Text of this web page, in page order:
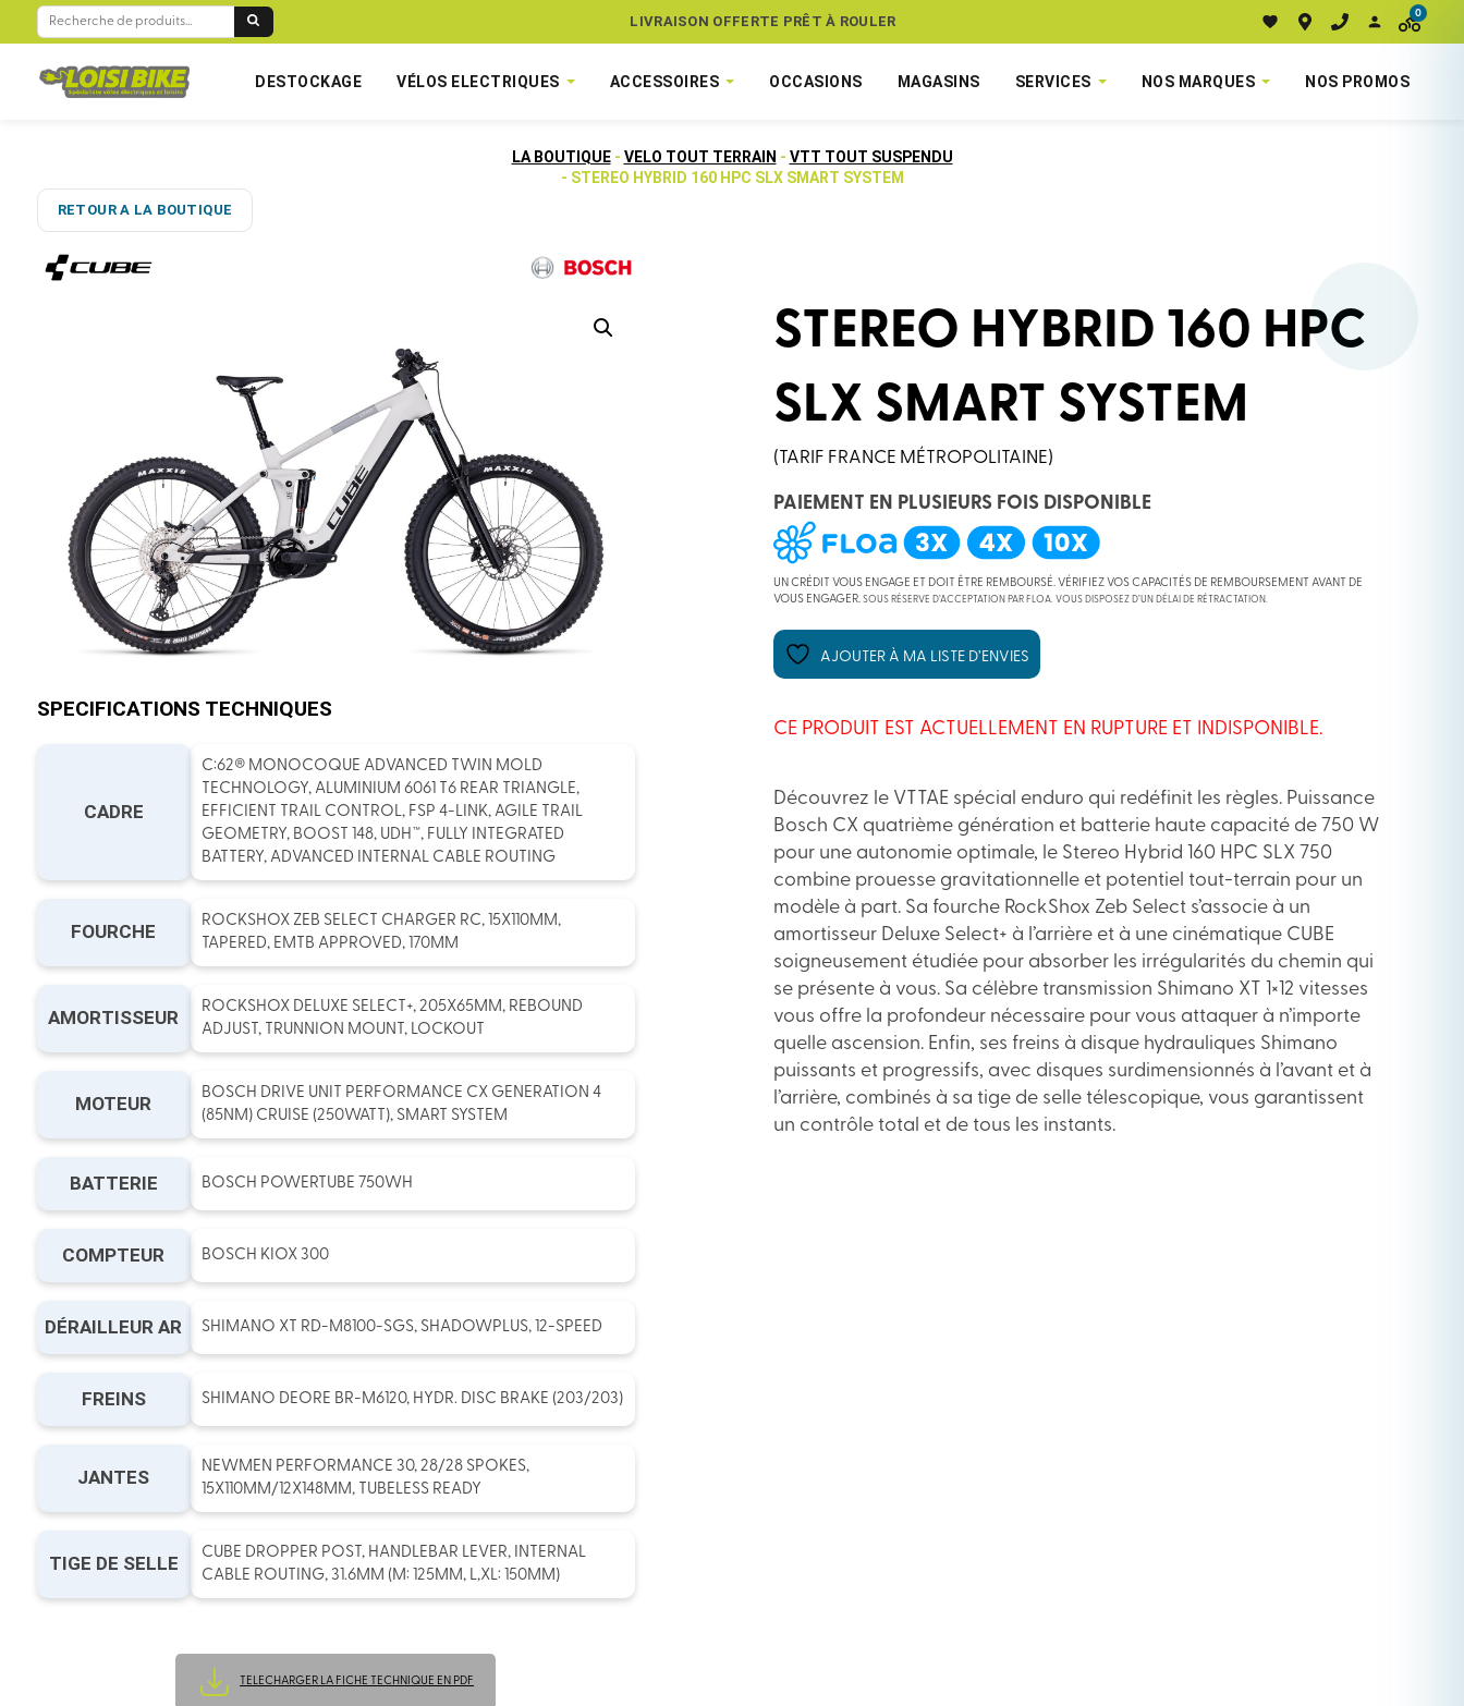
RECHERCHE
LIVRAISON OFFERTE PRÊT À ROULER
ASSUREZ VOTRE VÉLO CONTRE LE VOL 0
DESTOCKAGE VÉLOS ELECTRIQUES ACCESSOIRES OCCASIONS MAGASINS SERVICES NOS MARQUES NOS PROMOS
LA BOUTIQUE - VELO TOUT TERRAIN - VTT TOUT SUSPENDU
- STEREO HYBRID 160 HPC SLX SMART SYSTEM
RETOUR A LA BOUTIQUE
SPECIFICATIONS TECHNIQUES
CADRE
C:62® MONOCOQUE ADVANCED TWIN MOLD
TECHNOLOGY, ALUMINIUM 6061 T6 REAR TRIANGLE,
EFFICIENT TRAIL CONTROL, FSP 4-LINK, AGILE TRAIL
GEOMETRY, BOOST 148, UDH™, FULLY INTEGRATED
BATTERY, ADVANCED INTERNAL CABLE ROUTING
FOURCHE
ROCKSHOX ZEB SELECT CHARGER RC, 15X110MM,
TAPERED, EMTB APPROVED, 170MM
AMORTISSEUR
ROCKSHOX DELUXE SELECT+, 205X65MM, REBOUND
ADJUST, TRUNNION MOUNT, LOCKOUT
MOTEUR
BOSCH DRIVE UNIT PERFORMANCE CX GENERATION 4
(85NM) CRUISE (250WATT), SMART SYSTEM
BATTERIE BOSCH POWERTUBE 750WH
COMPTEUR BOSCH KIOX 300
DÉRAILLEUR AR SHIMANO XT RD-M8100-SGS, SHADOWPLUS, 12-SPEED
FREINS SHIMANO DEORE BR-M6120, HYDR. DISC BRAKE (203/203)
JANTES
NEWMEN PERFORMANCE 30, 28/28 SPOKES,
15X110MM/12X148MM, TUBELESS READY
TIGE DE SELLE
CUBE DROPPER POST, HANDLEBAR LEVER, INTERNAL
CABLE ROUTING, 31.6MM (M: 125MM, L,XL: 150MM)
TELECHARGER LA FICHE TECHNIQUE EN PDF
STEREO HYBRID 160 HPC
SLX SMART SYSTEM
(TARIF FRANCE MÉTROPOLITAINE)
PAIEMENT EN PLUSIEURS FOIS DISPONIBLE
UN CRÉDIT VOUS ENGAGE ET DOIT ÊTRE REMBOURSÉ. VÉRIFIEZ VOS CAPACITÉS DE REMBOURSEMENT AVANT DE
VOUS ENGAGER.SOUS RÉSERVE D’ACCEPTATION PAR FLOA. VOUS DISPOSEZ D’UN DÉLAI DE RÉTRACTATION.
AJOUTER À MA LISTE D’ENVIES
CE PRODUIT EST ACTUELLEMENT EN RUPTURE ET INDISPONIBLE.
Découvrez le VTTAE spécial enduro qui redéfinit les règles. Puissance
Bosch CX quatrième génération et batterie haute capacité de 750 W
pour une autonomie optimale, le Stereo Hybrid 160 HPC SLX 750
combine prouesse gravitationnelle et potentiel tout-terrain pour un
modèle à part. Sa fourche RockShox Zeb Select s’associe à un
amortisseur Deluxe Select+ à l’arrière et à une cinématique CUBE
soigneusement étudiée pour absorber les irrégularités du chemin qui
se présente à vous. Sa célèbre transmission Shimano XT 1×12 vitesses
vous offre la profondeur nécessaire pour vous attaquer à n’importe
quelle ascension. Enfin, ses freins à disque hydrauliques Shimano
puissants et progressifs, avec disques surdimensionnés à l’avant et à
l’arrière, combinés à sa tige de selle télescopique, vous garantissent
un contrôle total et de tous les instants.